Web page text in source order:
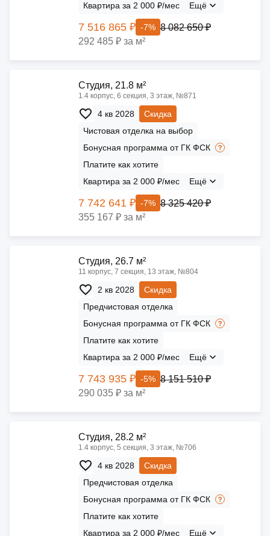
Квартира за 2 000 ₽/мес
Ещё
7 516 865 ₽ -7% 8 082 650 ₽
292 485 ₽ за м²
Cтудия, 21.8 м²
1.4 корпус, 6 секция, 3 этаж, №871
4 кв 2028
Скидка
Чистовая отделка на выбор
Бонусная программа от ГК ФСК
Платите как хотите
Квартира за 2 000 ₽/мес
Ещё
7 742 641 ₽ -7% 8 325 420 ₽
355 167 ₽ за м²
Cтудия, 26.7 м²
11 корпус, 7 секция, 13 этаж, №804
2 кв 2028
Скидка
Предчистовая отделка
Бонусная программа от ГК ФСК
Платите как хотите
Квартира за 2 000 ₽/мес
Ещё
7 743 935 ₽ -5% 8 151 510 ₽
290 035 ₽ за м²
Cтудия, 28.2 м²
1.4 корпус, 5 секция, 3 этаж, №706
4 кв 2028
Скидка
Предчистовая отделка
Бонусная программа от ГК ФСК
Платите как хотите
Квартира за 2 000 ₽/мес
Ещё